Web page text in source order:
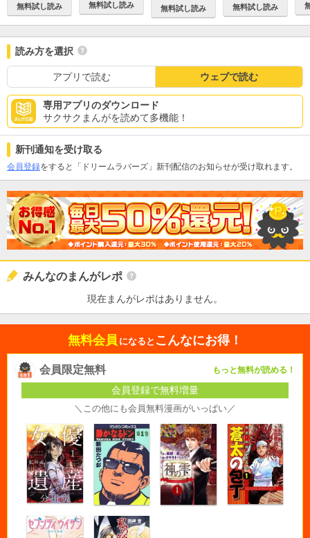
無料試し読み 無料試し読み 無料試し読み 無料試し読み
読み方を選択
アプリで読む ウェブで読む
専用アプリのダウンロード
サクサクまんがを読めて多機能！
新刊通知を受け取る
会員登録をすると「ドリームラバーズ」新刊配信のお知らせが受け取れます。
みんなのまんがレポ
現在まんがレポはありません。
無料会員 になると こんなにお得！
会員限定無料 もっと無料が読める！
会員登録で無料増量
＼この他にも会員無料漫画がいっぱい／